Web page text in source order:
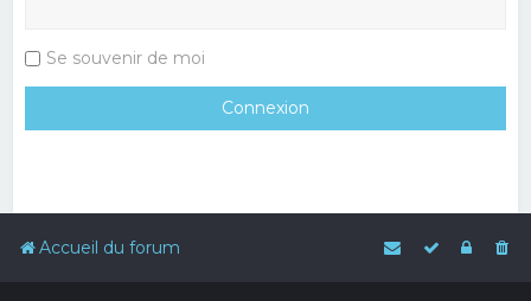
Se souvenir de moi
Accueil du forum